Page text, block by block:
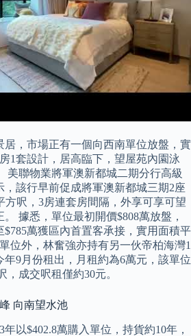
居，市場正有一個向西南單位放盤，實
1套設計，居高臨下，望屋苑內園泳
美聯物業將軍澳新都城二期分行高級
該行早前促成將軍澳新都城三期2座
方呎，3房連套房間隔，外享可享可望
據悉，單位最初開價$808萬放盤，
萬獲區內首置客承接，實用面積平
位外，林奮強亦持有另一伙帝柏海灣1
年9月份租出，月租約為6萬元，該單位
，成交呎租僅約30元。
向南望水池
以$402.8萬購入單位，持貨約10年，